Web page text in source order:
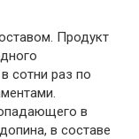
Продукт
сотни раз по
в
в составе